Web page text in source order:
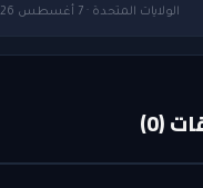
الولايات المتحدة · 7 أغسطس 2026 — 7:35 AM
(0)